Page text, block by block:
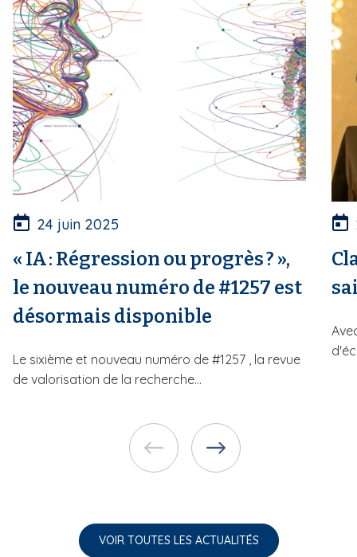
24 juin 2025
« IA : Régression ou progrès ? »,
le nouveau numéro de #1257 est
désormais disponible
Le sixième et nouveau numéro de #1257 , la revue
de valorisation de la recherche...
VOIR TOUTES LES ACTUALITÉS